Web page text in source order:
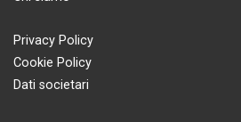
Privacy Policy
Cookie Policy
Dati societari